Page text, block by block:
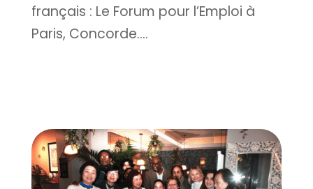
français : Le Forum pour l’Emploi à
Paris, Concorde....